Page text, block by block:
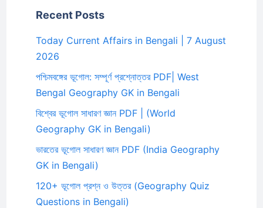
Recent Posts
Today Current Affairs in Bengali | 7 August
2026
পশ্চিমবঙ্গের ভূগোল: সম্পূর্ণ প্রশ্নোত্তর PDF| West
Bengal Geography GK in Bengali
বিশ্বের ভূগোল সাধারণ জ্ঞান PDF | (World
Geography GK in Bengali)
ভারতের ভূগোল সাধারণ জ্ঞান PDF (India Geography
GK in Bengali)
120+ ভূগোল প্রশ্ন ও উত্তর (Geography Quiz
Questions in Bengali)